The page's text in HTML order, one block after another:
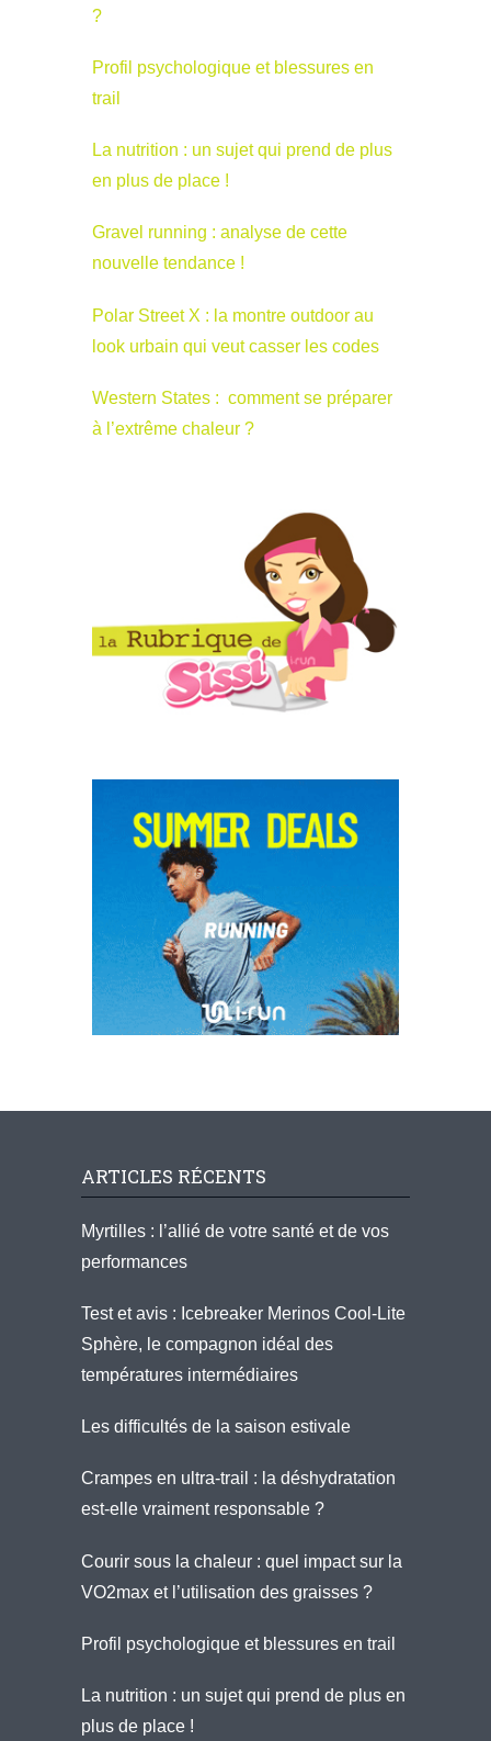
?
Profil psychologique et blessures en
trail
La nutrition : un sujet qui prend de plus
en plus de place !
Gravel running : analyse de cette
nouvelle tendance !
Polar Street X : la montre outdoor au
look urbain qui veut casser les codes
Western States : comment se préparer
à l’extrême chaleur ?
ARTICLES RÉCENTS
Myrtilles : l’allié de votre santé et de vos
performances
Test et avis : Icebreaker Merinos Cool-Lite
Sphère, le compagnon idéal des
températures intermédiaires
Les difficultés de la saison estivale
Crampes en ultra-trail : la déshydratation
est-elle vraiment responsable ?
Courir sous la chaleur : quel impact sur la
VO2max et l’utilisation des graisses ?
Profil psychologique et blessures en trail
La nutrition : un sujet qui prend de plus en
plus de place !